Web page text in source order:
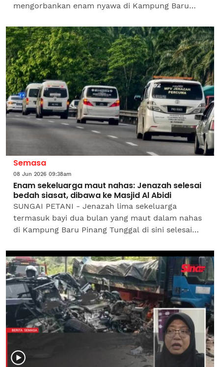
mengorbankan enam nyawa di Kampung Baru
Majistret 3 di sini.Permohonan...
Semasa
08 Jun 2026 09:38am
Enam sekeluarga maut nahas: Jenazah selesai
bedah siasat, dibawa ke Masjid Al Abidi
SUNGAI PETANI - Jenazah lima sekeluarga
termasuk bayi dua bulan yang maut dalam nahas
di Kampung Baru Pinang Tunggal di sini selesai
Sultanah Bahiyah (HSB)...